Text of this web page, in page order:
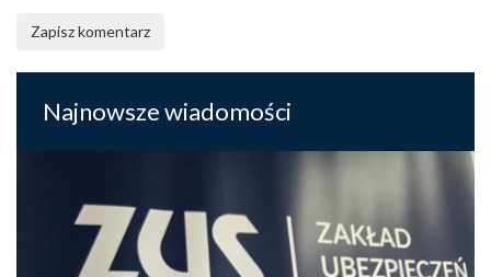
Zapisz komentarz
Najnowsze wiadomości